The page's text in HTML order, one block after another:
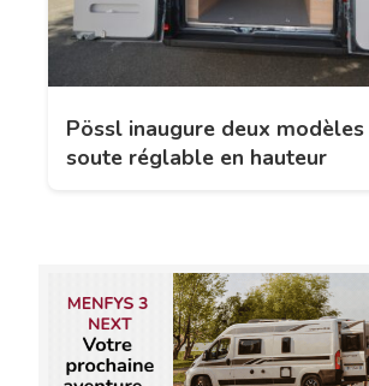
Pössl inaugure deux
soute réglable en hauteur